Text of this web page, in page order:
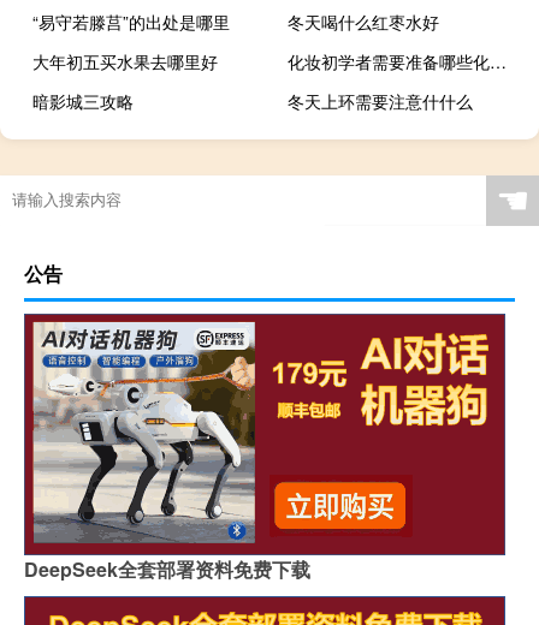
“易守若滕莒”的出处是哪里
冬天喝什么红枣水好
大年初五买水果去哪里好
化妆初学者需要准备哪些化妆品
暗影城三攻略
冬天上环需要注意什什么
☚
公告
DeepSeek全套部署资料免费下载